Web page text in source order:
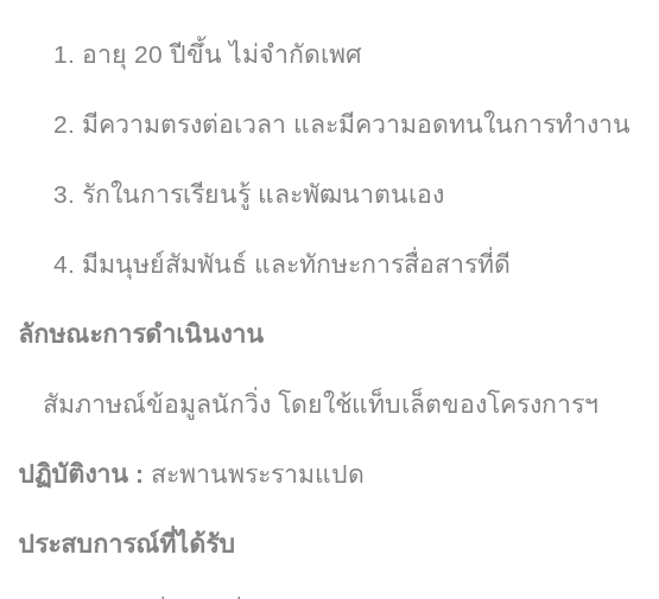
1. อายุ 20 ปีขึ้น ไม่จำกัดเพศ
2. มีความตรงต่อเวลา และมีความอดทนในการทำงาน
3. รักในการเรียนรู้ และพัฒนาตนเอง
4. มีมนุษย์สัมพันธ์ และทักษะการสื่อสารที่ดี
ลักษณะการดำเนินงาน
สัมภาษณ์ข้อมูลนักวิ่ง โดยใช้แท็บเล็ตของโครงการฯ
ปฏิบัติงาน : สะพานพระรามแปด
ประสบการณ์ที่ได้รับ